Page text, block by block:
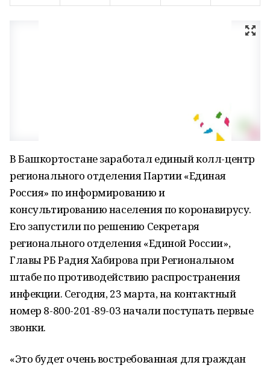
В Башкортостане заработал единый колл-центр
регионального отделения Партии «Единая
Россия» по информированию и
консультированию населения по коронавирусу.
Его запустили по решению Секретаря
регионального отделения «Единой России»,
Главы РБ Радия Хабирова при Региональном
штабе по противодействию распространения
инфекции. Сегодня, 23 марта, на контактный
номер 8-800-201-89-03 начали поступать первые
звонки.
«Это будет очень востребованная для граждан